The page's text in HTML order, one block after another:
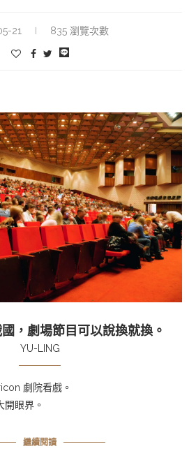
21 835 瀏覽次數
，劇場節目可以說換就換。
YU-LING
劇院看戲。
開眼界 。
繼續閱讀